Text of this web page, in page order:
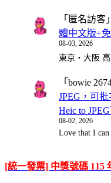
「 匿名訪客
體中文版+免
08-03, 2026
東京・大阪
「 bowie
JPEG，可
Heic to JPEG
08-02, 2026
Love that I can
[統一發票] 中獎號碼 115